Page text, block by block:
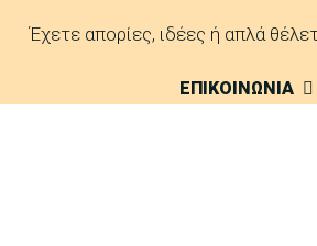
Έχετε απορίες, ιδέες ή απλά
ΕΠΙΚΟΙΝΩΝΙΑ